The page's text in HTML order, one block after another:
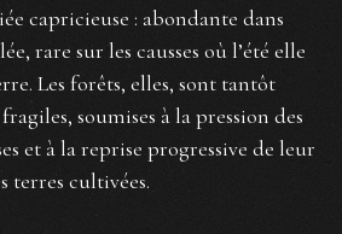
capricieuse : abondante dans
rare sur les causses où l’été elle
Les forêts, elles, sont tantôt
soumises à la pression des
et à la reprise progressive de leur
terres cultivées.